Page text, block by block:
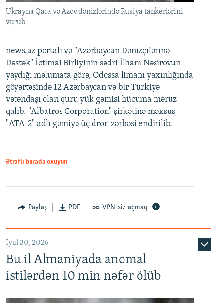
Ukrayna Qara və Azov dənizlərində Rusiya tankerlərini
vurub
news.az portalı və "Azərbaycan Dənizçilərinə
Dəstək" İctimai Birliyinin sədri İlham Nəsirovun
yaydığı məlumata görə, Odessa limanı yaxınlığında
göyərtəsində 12 Azərbaycan və bir Türkiyə
vətəndaşı olan quru yük gəmisi hücuma məruz
qalıb. "Albatros Corporation" şirkətinə məxsus
"ATA-2" adlı gəmiyə üç dron zərbəsi endirilib.
Ətraflı burada oxuyun
Paylaş PDF VPN-siz açmaq
İyul 30, 2026
Bu il Almaniyada anomal
istilərdən 10 min nəfər ölüb